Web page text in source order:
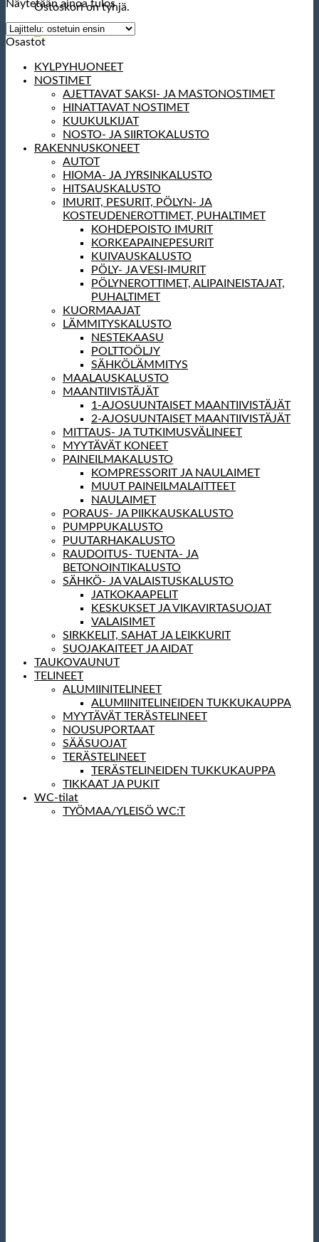
Ostoskori on tyhjä.
0
Näytetään ainoa tulos
Osastot
KYLPYHUONEET
NOSTIMET
AJETTAVAT SAKSI- JA MASTONOSTIMET
HINATTAVAT NOSTIMET
KUUKULKIJAT
NOSTO- JA SIIRTOKALUSTO
RAKENNUSKONEET
AUTOT
HIOMA- JA JYRSINKALUSTO
HITSAUSKALUSTO
IMURIT, PESURIT, PÖLYN- JA
KOSTEUDENEROTTIMET, PUHALTIMET
KOHDEPOISTO IMURIT
KORKEAPAINEPESURIT
KUIVAUSKALUSTO
PÖLY- JA VESI-IMURIT
PÖLYNEROTTIMET, ALIPAINEISTAJAT,
PUHALTIMET
KUORMAAJAT
LÄMMITYSKALUSTO
NESTEKAASU
POLTTOÖLJY
SÄHKÖLÄMMITYS
MAALAUSKALUSTO
MAANTIIVISTÄJÄT
1-AJOSUUNTAISET MAANTIIVISTÄJÄT
2-AJOSUUNTAISET MAANTIIVISTÄJÄT
MITTAUS- JA TUTKIMUSVÄLINEET
MYYTÄVÄT KONEET
PAINEILMAKALUSTO
KOMPRESSORIT JA NAULAIMET
MUUT PAINEILMALAITTEET
NAULAIMET
PORAUS- JA PIIKKAUSKALUSTO
PUMPPUKALUSTO
PUUTARHAKALUSTO
RAUDOITUS- TUENTA- JA
BETONOINTIKALUSTO
SÄHKÖ- JA VALAISTUSKALUSTO
JATKOKAAPELIT
KESKUKSET JA VIKAVIRTASUOJAT
VALAISIMET
SIRKKELIT, SAHAT JA LEIKKURIT
SUOJAKAITEET JA AIDAT
TAUKOVAUNUT
TELINEET
ALUMIINITELINEET
ALUMIINITELINEIDEN TUKKUKAUPPA
MYYTÄVÄT TERÄSTELINEET
NOUSUPORTAAT
SÄÄSUOJAT
TERÄSTELINEET
TERÄSTELINEIDEN TUKKUKAUPPA
TIKKAAT JA PUKIT
WC-tilat
TYÖMAA/YLEISÖ WC:T